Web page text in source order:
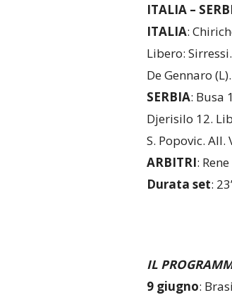
ITALIA –
ITALIA:
Libero:
De Gennaro
SERBIA: Busa
Djerisilo 12.
S. Popovic. All.
ARBITRI:
Durata set:
IL
9 giugno: